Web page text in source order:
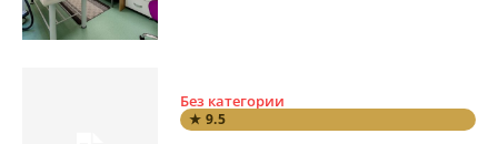
Без категории
★ 9.5